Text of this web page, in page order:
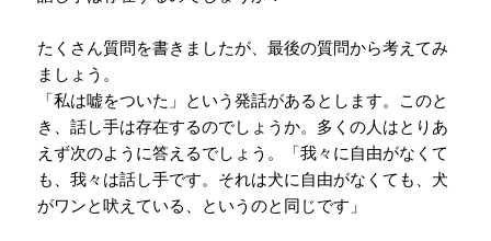
たくさん質問を書きましたが、最後の質問から考えてみ
ましょう。
「私は嘘をついた」という発話があるとします。このと
き、話し手は存在するのでしょうか。多くの人はとりあ
えず次のように答えるでしょう。「我々に自由がなくて
も、我々は話し手です。それは犬に自由がなくても、犬
がワンと吠えている、というのと同じです」